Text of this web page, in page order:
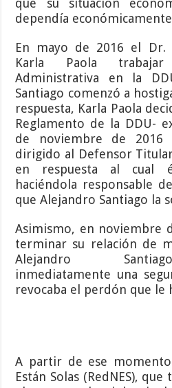
que su situación
dependía
En mayo de 2016 el Dr.
Karla Paola
Administrativa en la
Santiago comenzó a
respuesta, Karla Paola
Reglamento de la DDU-
de noviembre de 2016
dirigido al Defensor
en respuesta al cual
haciéndola responsable
que Alejandro Santiago la
Asimismo, en noviembre
terminar su relación de
Alejandro
inmediatamente una
revocaba el perdón que le
A partir de ese
Están Solas (RedNES),